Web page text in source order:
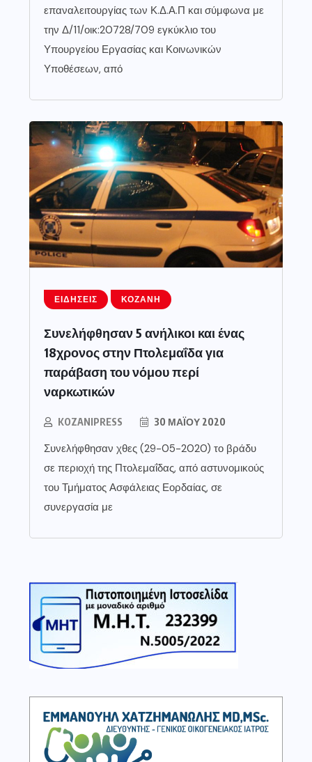
επαναλειτουργίας των Κ.Δ.Α.Π και σύμφωνα με
την Δ/11/οικ:20728/709 εγκύκλιο του
Υπουργείου Εργασίας και Κοινωνικών
Υποθέσεων, από
ΕΙΔΉΣΕΙΣ ΚΟΖΆΝΗ
Συνελήφθησαν 5 ανήλικοι και ένας
18χρονος στην Πτολεμαΐδα για
παράβαση του νόμου περί
ναρκωτικών
KOZANIPRESS 30 ΜΑΪ́ΟΥ 2020
Συνελήφθησαν χθες (29-05-2020) το βράδυ
σε περιοχή της Πτολεμαΐδας, από αστυνομικούς
του Τμήματος Ασφάλειας Εορδαίας, σε
συνεργασία με